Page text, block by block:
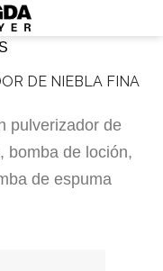
DE NIEBLA FINA
pulverizador de
bomba de loción,
de espuma